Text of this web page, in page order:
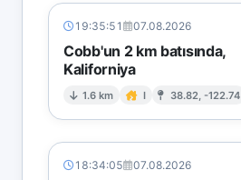
19:35:51 07.08.2026
Cobb'un 2 km batısında,
Kaliforniya
1.6 km I 38.82, -122.74
18:34:05 07.08.2026